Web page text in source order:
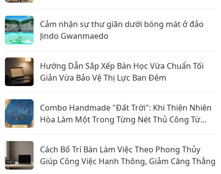
Cảm nhận sự thư giãn dưới bóng mát ở đảo
Jindo Gwanmaedo
Hướng Dẫn Sắp Xếp Bàn Học Vừa Chuẩn Tối
Giản Vừa Bảo Vệ Thị Lực Ban Đêm
Combo Handmade "Đất Trời": Khi Thiên Nhiên
Hòa Làm Một Trong Từng Nét Thủ Công Từ
Cách Bố Trí Bàn Làm Việc Theo Phong Thủy
Giúp Công Việc Hanh Thông, Giảm Căng Thẳng